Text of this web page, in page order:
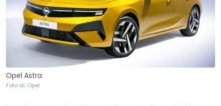
Opel Astra
Foto di: Opel